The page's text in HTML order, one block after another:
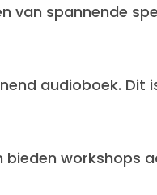
van spannende
audioboek. Dit
workshops